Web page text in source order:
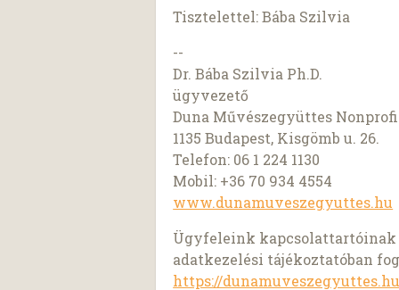
Tisztelettel: Bába Szilvia
--
Dr. Bába Szilvia Ph.D.
ügyvezető
Duna Művészegyüttes
1135 Budapest, Kisgömb u. 26.
Telefon: 06 1 224 1130
Mobil: +36 70 934 4554
www.dunamuveszegyuttes.hu
Ügyfeleink kapcsolattartóinak
adatkezelési tájékoztatóban
https://